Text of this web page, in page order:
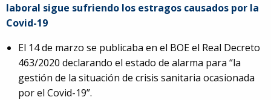
laboral sigue sufriendo los estragos causados por la
Covid-19
El 14 de marzo se publicaba en el BOE el Real Decreto
463/2020 declarando el estado de alarma para “la
gestión de la situación de crisis sanitaria ocasionada
por el Covid-19”.